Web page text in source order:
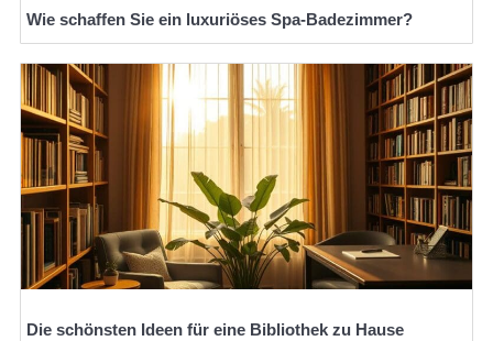
Wie schaffen Sie ein luxuriöses Spa-Badezimmer?
Die schönsten Ideen für eine Bibliothek zu Hause